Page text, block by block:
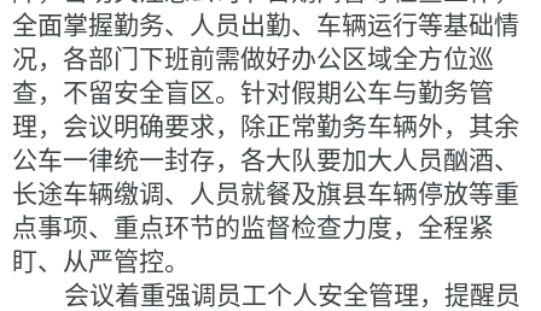
全面掌握勤务、人员出勤、车辆运行等基础情
况，各部门下班前需做好办公区域全方位巡
查，不留安全盲区。针对假期公车与勤务管
理， 会议明确要求，除正常勤务车辆外，其余
公车一律统一封存，各大队要加大人员酗酒、
长途车辆缴调、人员就餐及旗县车辆停放等重
点事项、重点环节的监督检查力度，全程紧
盯、从严管控。
会议着重强调员工个人安全管理，提醒员